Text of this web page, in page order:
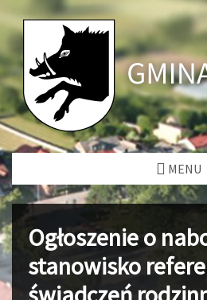
MENU
Ogłoszenie o
stanowisko